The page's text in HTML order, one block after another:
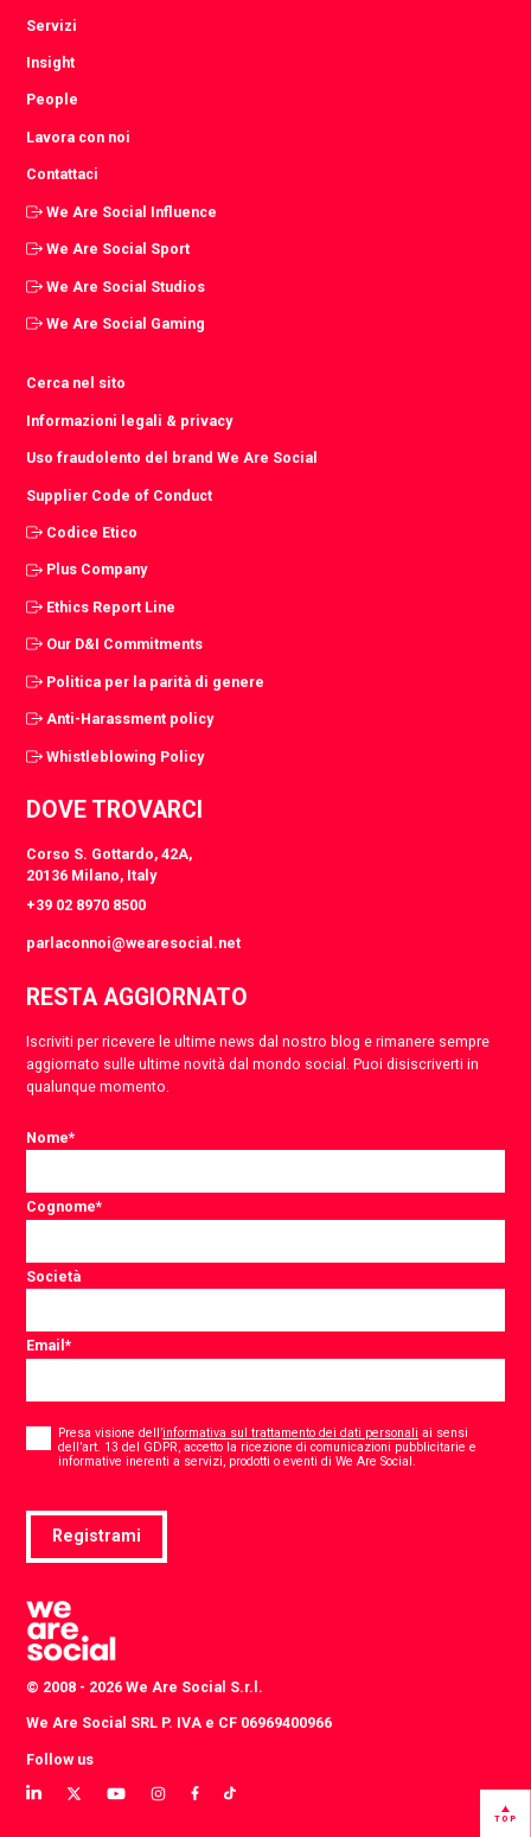
Servizi
Insight
People
Lavora con noi
Contattaci
We Are Social Influence
We Are Social Sport
We Are Social Studios
We Are Social Gaming
Cerca nel sito
Informazioni legali & privacy
Uso fraudolento del brand We Are Social
Supplier Code of Conduct
Codice Etico
Plus Company
Ethics Report Line
Our D&I Commitments
Politica per la parità di genere
Anti-Harassment policy
Whistleblowing Policy
DOVE TROVARCI
Corso S. Gottardo, 42A,
20136 Milano, Italy
+39 02 8970 8500
parlaconnoi@wearesocial.net
RESTA AGGIORNATO
Iscriviti per ricevere le ultime news dal nostro blog e rimanere sempre
aggiornato sulle ultime novità dal mondo social. Puoi disiscriverti in
qualunque momento.
Nome*
Cognome*
Società
Email*
Presa visione dell’informativa sul trattamento dei dati personali ai sensi
dell’art. 13 del GDPR, accetto la ricezione di comunicazioni pubblicitarie e
informative inerenti a servizi, prodotti o eventi di We Are Social.
Registrami
© 2008 - 2026 We Are Social S.r.l.
We Are Social SRL P. IVA e CF 06969400966
Follow us
View
View
View
View
ViewView
TOP